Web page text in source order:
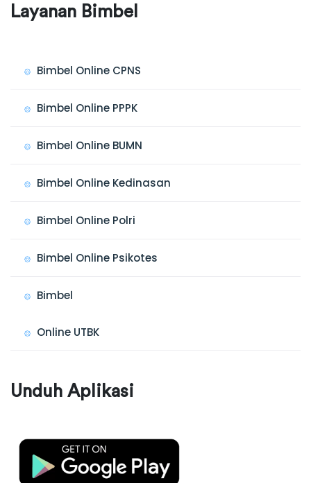
Layanan Bimbel
Bimbel Online CPNS
Bimbel Online PPPK
Bimbel Online BUMN
Bimbel Online Kedinasan
Bimbel Online Polri
Bimbel Online Psikotes
Bimbel
Online UTBK
Unduh Aplikasi